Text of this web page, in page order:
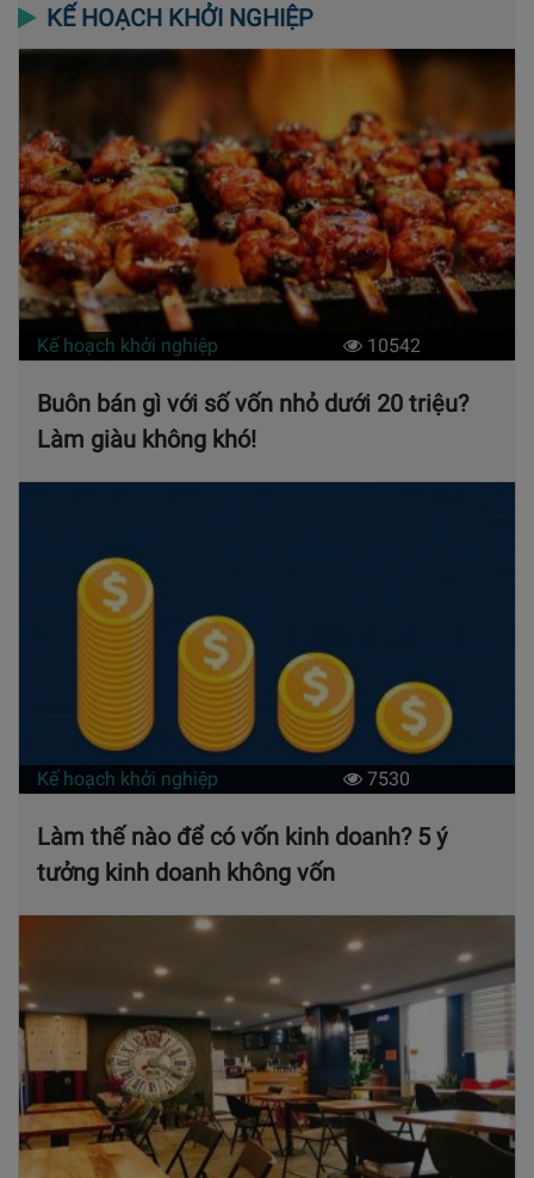
KẾ HOẠCH KHỞI NGHIỆP
Kế hoạch khởi nghiệp 10542
Buôn bán gì với số vốn nhỏ dưới 20 triệu?
Làm giàu không khó!
Kế hoạch khởi nghiệp 7530
Làm thế nào để có vốn kinh doanh? 5 ý
tưởng kinh doanh không vốn